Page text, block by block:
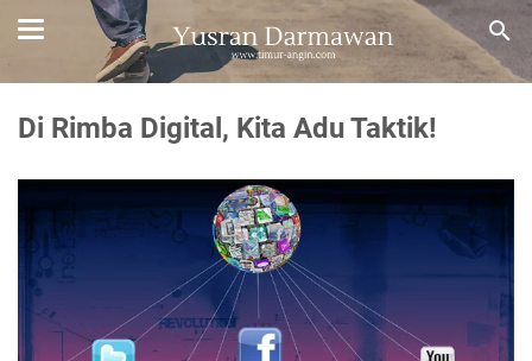
Di Rimba Digital, Kita Adu Taktik!